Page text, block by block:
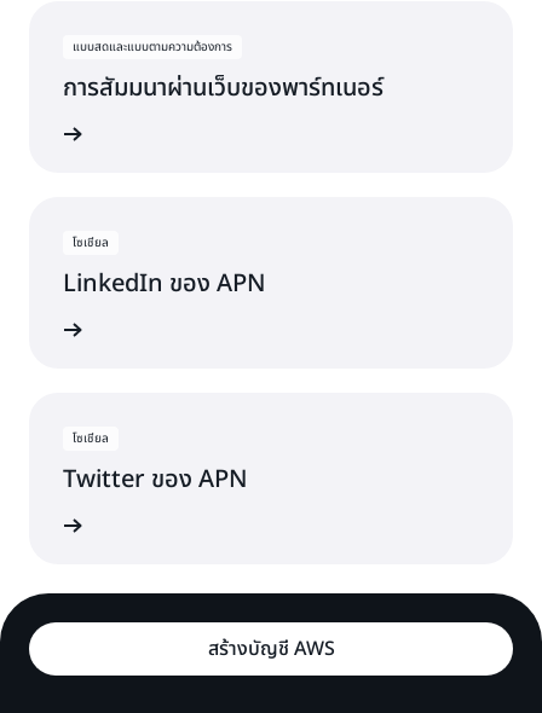
แบบสดและแบบตามความต้องการ
การสัมมนาผ่านเว็บของพาร์ทเนอร์
โซเชียล
LinkedIn ของ APN
โซเชียล
Twitter ของ APN
สร้างบัญชี AWS